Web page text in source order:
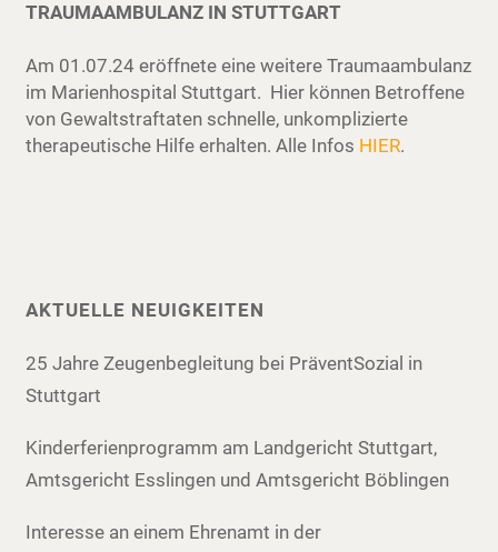
TRAUMAAMBULANZ IN STUTTGART
Am 01.07.24 eröffnete eine weitere Traumaambulanz
im Marienhospital Stuttgart. Hier können Betroffene
von Gewaltstraftaten schnelle, unkomplizierte
therapeutische Hilfe erhalten. Alle Infos HIER.
AKTUELLE NEUIGKEITEN
25 Jahre Zeugenbegleitung bei PräventSozial in
Stuttgart
Kinderferienprogramm am Landgericht Stuttgart,
Amtsgericht Esslingen und Amtsgericht Böblingen
Interesse an einem Ehrenamt in der